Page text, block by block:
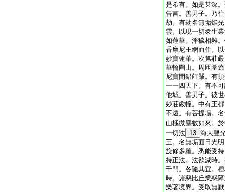
是希有。如是甚深
告言。善男子。乃
劫。有劫名無垢焔
雲。以現一切衆生
如蓮華。淨穢相雜
香摩尼王網而住。
妙寶蓮華。次第莊
華輪圍山。周匝圍
尼寶間錯莊嚴。有
一一四天下。有不
他城。善男子。彼
妙莊嚴幢。中有王
不遠。有菩提場。
山極微塵數如來。
一切法 13 海大聲
王。名無垢面日光
旋修多羅。悉能受
持正法。法欲滅時
千門。各隨其宜。
時。諸惡比丘業惑
樂著境界。受取無